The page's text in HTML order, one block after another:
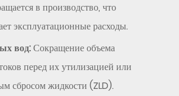
в производство, что
эксплуатационные расходы.
вод:Сокращение объема
перед их утилизацией или
сбросом жидкости (ZLD).